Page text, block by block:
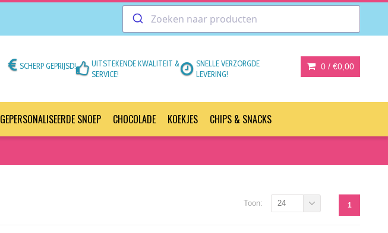
SCHERP GEPRIJSD!
UITSTEKENDE KWALITEIT &
SERVICE!
SNELLE VERZORGDE
LEVERING!
0 / €0,00
GEPERSONALISEERDE SNOEP CHOCOLADE KOEKJES CHIPS & SNACKS
1
Toon: 24